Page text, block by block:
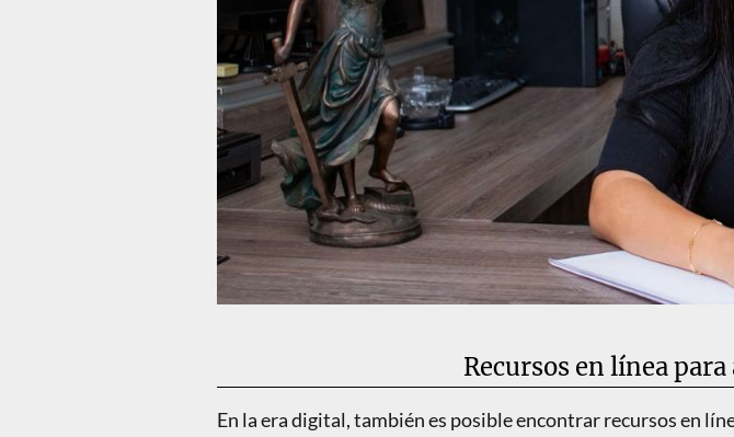
Recursos en línea
En la era digital, también es posible encontrar recursos en